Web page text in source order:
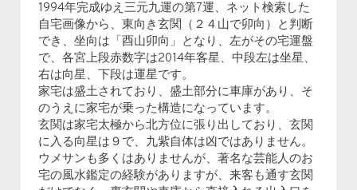
1994年完成ゆえ三元九運の第7運、ネット検索した
自宅画像から、東向き玄関（２４山で卯向）と判断
でき、坐向は「酉山卯向」となり、左がその宅運盤
で、各宮上段赤数字は2014年客星、中段左は坐星、
右は向星、下段は運星です。
家宅は盛土されており、盛土部分に車庫があり、そ
のうえに家宅が乗った構造になっています。
玄関は家宅太極から北方位に張り出しており、玄関
に入る向星は９で、九紫自体は凶ではありません。
ウメサンも多くはありませんが、著名な芸能人のお
宅の風水鑑定の経験がありますが、来客も通す玄関